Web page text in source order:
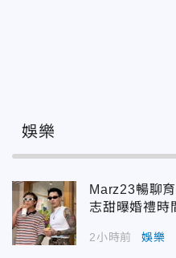
娛樂
Marz23暢聊
志甜曝婚禮時
2小時前 娛樂